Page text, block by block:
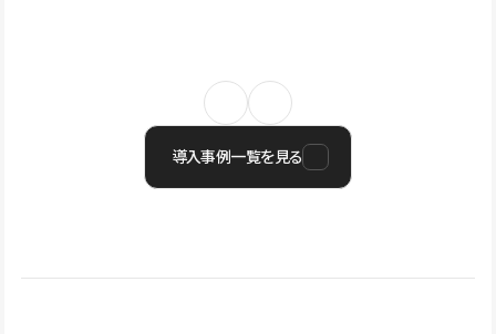
導入事例一覧を見る